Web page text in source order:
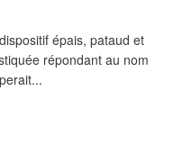
épais, pataud et
répondant au nom